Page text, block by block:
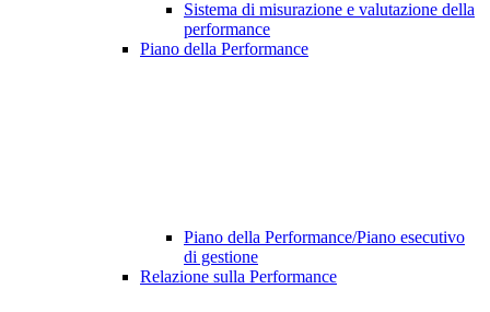
Sistema di misurazione e valutazione della
performance
Piano della Performance
Piano della Performance/Piano esecutivo
di gestione
Relazione sulla Performance